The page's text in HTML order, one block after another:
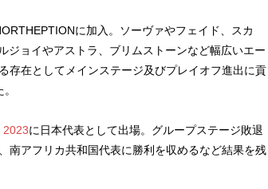
に加入。ソーヴァやフェイド、スカ
ジョイやアストラ、ブリムストーンなど幅広いエー
存在としてメインステージ及びプレイオフ進出に貢
2023に日本代表として出場。グループステージ敗退
南アフリカ共和国代表に勝利を収めるなど結果を残